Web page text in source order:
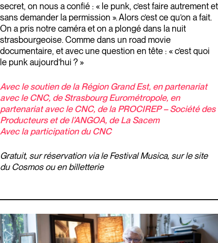
secret, on nous a confié : « le punk, c’est faire autrement et
sans demander la permission ». Alors c’est ce qu’on a fait.
On a pris notre caméra et on a plongé dans la nuit
strasbourgeoise. Comme dans un road movie
documentaire, et avec une question en tête : « c’est quoi
le punk aujourd’hui ? »
Avec le soutien de la Région Grand Est, en partenariat
avec le CNC, de Strasbourg Eurométropole, en
partenariat avec le CNC, de la PROCIREP – Société des
Producteurs et de l’ANGOA, de La Sacem
Avec la participation du CNC
Gratuit, sur réservation via le Festival Musica, sur le site
du Cosmos ou en billetterie